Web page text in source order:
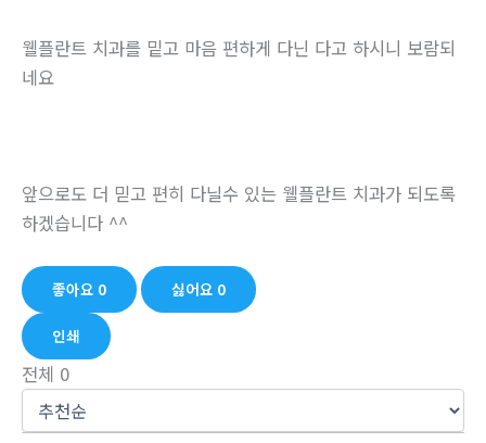
웰플란트 치과를 밑고 마음 편하게 다닌 다고 하시니 보람되
네요
앞으로도 더 믿고 편히 다닐수 있는 웰플란트 치과가 되도록
하겠습니다 ^^
좋아요 0 싫어요 0
인쇄
전체 0